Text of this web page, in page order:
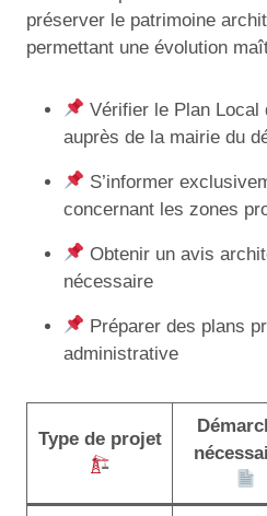
préserver le patrimoine
permettant une évolution
Vérifier le Plan Local
auprès de la mairie du
S’informer
concernant les zones
Obtenir un avis
nécessaire
Préparer des plans
administrative
Type de projet